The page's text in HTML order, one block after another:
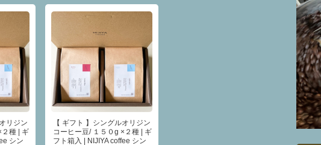
リジン
２種 | ギ
シン
【 ギフト 】シングルオリジン
コーヒー豆/ １５０g ×２種 | ギ
フト箱入 | NIJIYA coffee シン